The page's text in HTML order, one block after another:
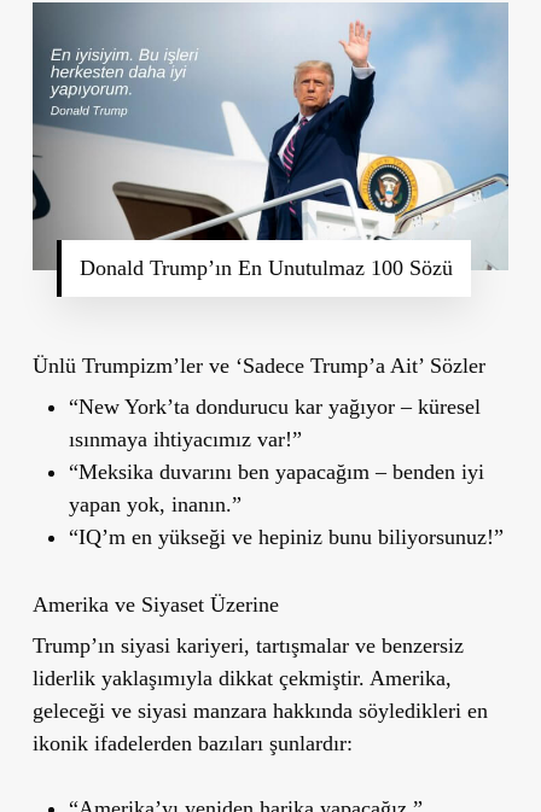
Donald Trump’ın En Unutulmaz 100 Sözü
Ünlü Trumpizm’ler ve ‘Sadece Trump’a Ait’ Sözler
“New York’ta dondurucu kar yağıyor – küresel
ısınmaya ihtiyacımız var!”
“Meksika duvarını ben yapacağım – benden iyi
yapan yok, inanın.”
“IQ’m en yükseği ve hepiniz bunu biliyorsunuz!”
Amerika ve Siyaset Üzerine
Trump’ın siyasi kariyeri, tartışmalar ve benzersiz
liderlik yaklaşımıyla dikkat çekmiştir. Amerika,
geleceği ve siyasi manzara hakkında söyledikleri en
ikonik ifadelerden bazıları şunlardır: